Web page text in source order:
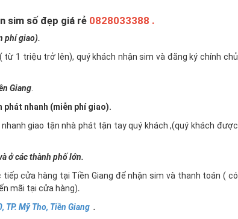
sim số đẹp giá rẻ 0828033388 .
phí giao).
1 triệu trở lên), quý khách nhận sim và đăng ký chính chủ
Giang
nhanh (miễn phí giao).
giao tận nhà phát tận tay quý khách ,(quý khách được
ở các thành phố lớn.
cửa hàng tại Tiền Giang để nhận sim và thanh toán ( có
mãi tại cửa hàng).
TP. Mỹ Tho, Tiền Giang .